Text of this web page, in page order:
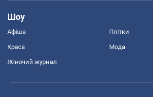
Шоу
Афіша Плітки
Краса Мода
Жіночий журнал